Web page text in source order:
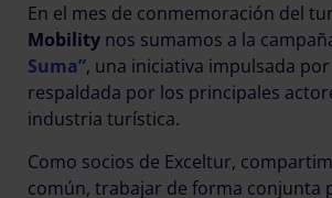
En el mes de conmemoración del
Mobility nos sumamos a la
Suma”, una iniciativa impulsada por
respaldada por los principales
industria turística.
Como socios de Exceltur,
común, trabajar de forma conjunta